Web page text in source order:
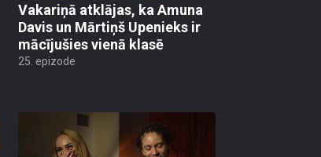
Vakariņā atklājas, ka Amuna
Davis un Mārtiņš Upenieks ir
mācījušies vienā klasē
25. epizode